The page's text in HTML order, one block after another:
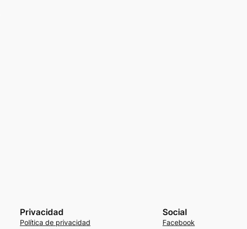
Privacidad
Política de privacidad
Social
Facebook